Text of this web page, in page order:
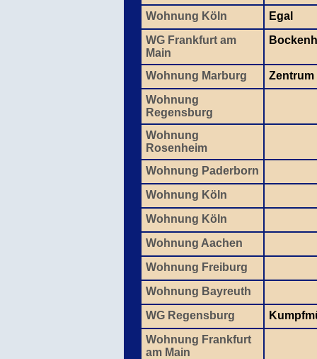
Wohnung Köln
Egal
WG Frankfurt am
Main
Wohnung Marburg
Zentrum
Wohnung
Regensburg
Wohnung
Rosenheim
Wohnung Paderborn
Wohnung Köln
Wohnung Köln
Wohnung Aachen
Wohnung Freiburg
Wohnung Bayreuth
WG Regensburg
Wohnung Frankfurt
am Main